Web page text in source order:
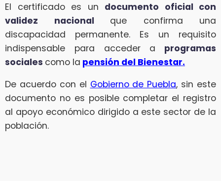
El certificado es un documento oficial con
validez nacional que confirma una
discapacidad permanente. Es un requisito
indispensable para acceder a programas
sociales como la pensión del Bienestar.
De acuerdo con el Gobierno de Puebla, sin este
documento no es posible completar el registro
al apoyo económico dirigido a este sector de la
población.